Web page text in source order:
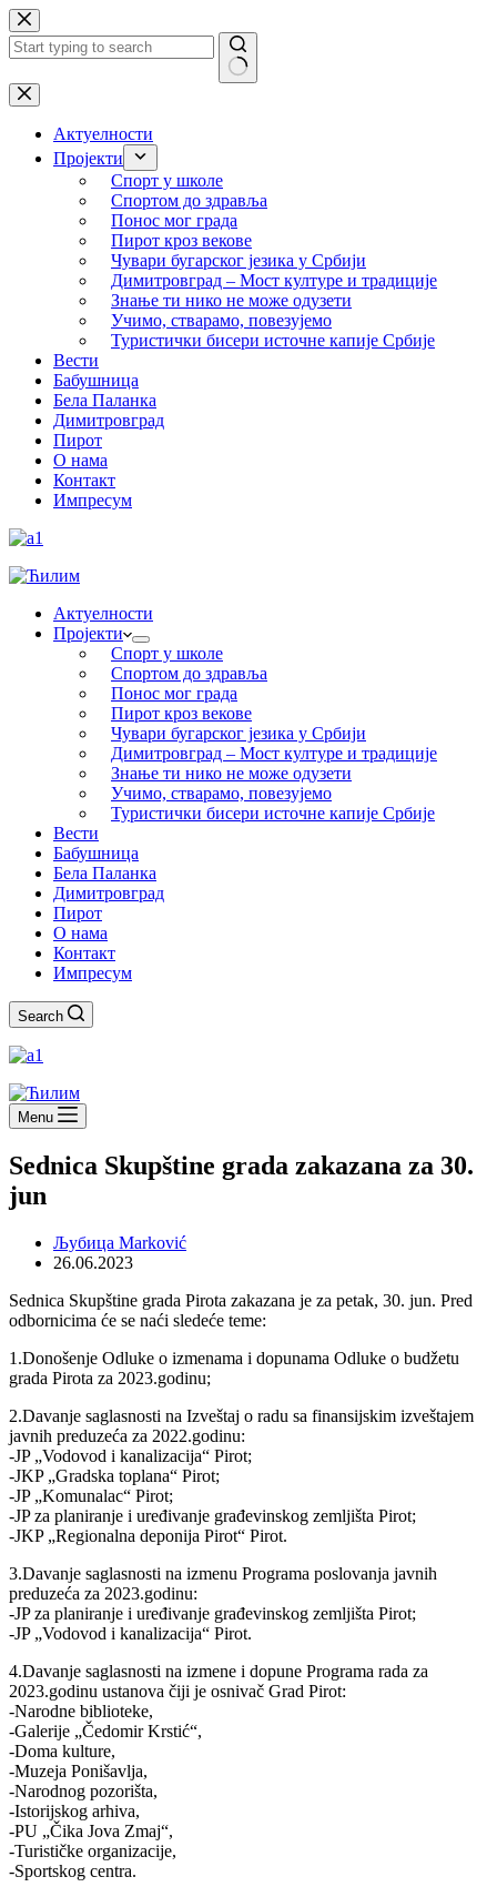
Skip
to
content
No
results
Актуелности
Пројекти
Спорт у школе
Спортом до здравља
Понос мог града
Пирот кроз векове
Чувари бугарског језика у Србији
Димитровград – Мост културе и традиције
Знање ти нико не може одузети
Учимо, стварамо, повезујемо
Туристички бисери источне капије Србије
Вести
Бабушница
Бела Паланка
Димитровград
Пирот
О нама
Контакт
Импресум
Актуелности
Пројекти
Спорт у школе
Спортом до здравља
Понос мог града
Пирот кроз векове
Чувари бугарског језика у Србији
Димитровград – Мост културе и традиције
Знање ти нико не може одузети
Учимо, стварамо, повезујемо
Туристички бисери источне капије Србије
Вести
Бабушница
Бела Паланка
Димитровград
Пирот
О нама
Контакт
Импресум
Search
Menu
Sednica Skupštine grada zakazana za 30.
jun
Љубица Marković
26.06.2023
Sednica Skupštine grada Pirota zakazana je za petak, 30. jun. Pred
odbornicima će se naći sledeće teme:
1.Donošenje Odluke o izmenama i dopunama Odluke o budžetu
grada Pirota za 2023.godinu;
2.Davanje saglasnosti na Izveštaj o radu sa finansijskim izveštajem
javnih preduzeća za 2022.godinu:
-JP „Vodovod i kanalizacija“ Pirot;
-JKP „Gradska toplana“ Pirot;
-JP „Komunalac“ Pirot;
-JP za planiranje i uređivanje građevinskog zemljišta Pirot;
-JKP „Regionalna deponija Pirot“ Pirot.
3.Davanje saglasnosti na izmenu Programa poslovanja javnih
preduzeća za 2023.godinu:
-JP za planiranje i uređivanje građevinskog zemljišta Pirot;
-JP „Vodovod i kanalizacija“ Pirot.
4.Davanje saglasnosti na izmene i dopune Programa rada za
2023.godinu ustanova čiji je osnivač Grad Pirot:
-Narodne biblioteke,
-Galerije „Čedomir Krstić“,
-Doma kulture,
-Muzeja Ponišavlja,
-Narodnog pozorišta,
-Istorijskog arhiva,
-PU „Čika Jova Zmaj“,
-Turističke organizacije,
-Sportskog centra.